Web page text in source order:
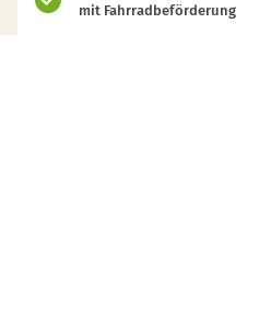
mit Fahrradbeförderung